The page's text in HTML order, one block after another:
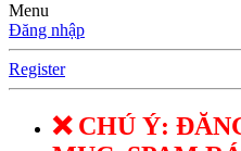
Menu
Đăng nhập
Register
❌ CHÚ Ý: